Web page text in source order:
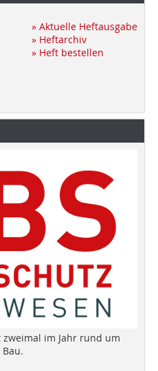
» Aktuelle Heftausgabe
» Heftarchiv
» Heft bestellen
zweimal im Jahr rund um